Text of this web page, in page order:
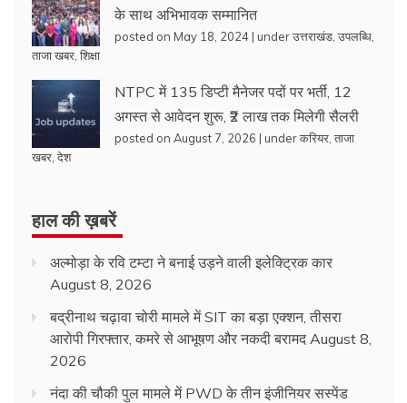
के साथ अभिभावक सम्मानित
posted on May 18, 2024 | underउत्तराखंड उपलब्धि
ताजा खबर शिक्षा
NTPC में 135 डिप्टी मैनेजर पदों पर भर्ती, 12
अगस्त से आवेदन शुरू, ₹2 लाख तक मिलेगी सैलरी
posted on August 7, 2026 | underकरियर ताजा
खबर देश
हाल की ख़बरें
अल्मोड़ा के रवि टम्टा ने बनाई उड़ने वाली इलेक्ट्रिक कार
August 8, 2026
बद्रीनाथ चढ़ावा चोरी मामले में SIT का बड़ा एक्शन, तीसरा
आरोपी गिरफ्तार, कमरे से आभूषण और नकदी बरामद August 8,
2026
नंदा की चौकी पुल मामले में PWD के तीन इंजीनियर सस्पेंड